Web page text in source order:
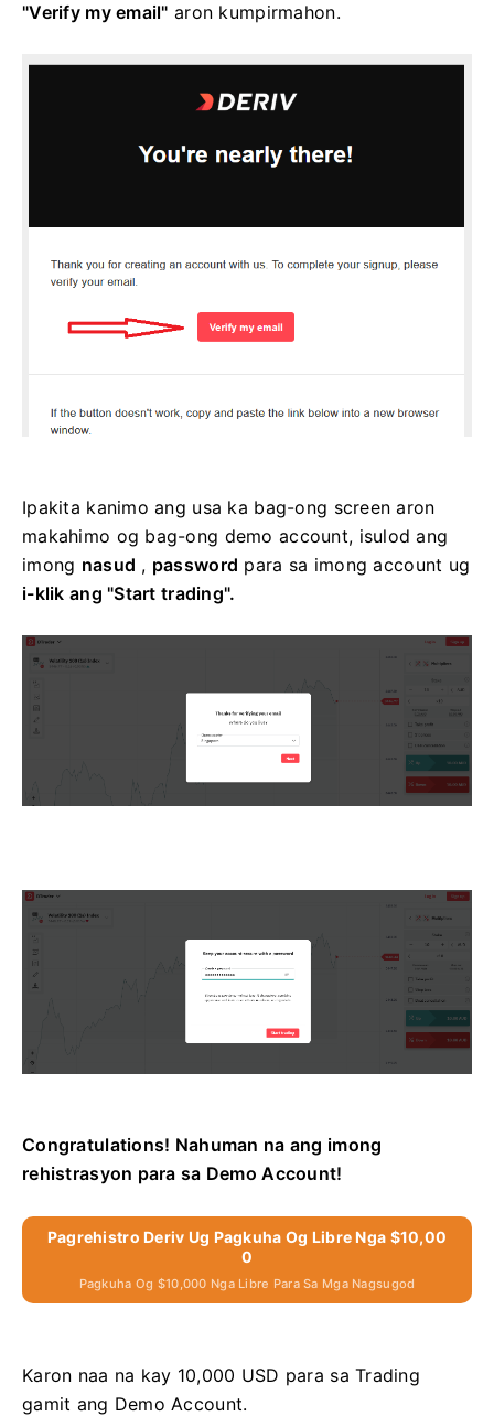
"Verify my email" aron kumpirmahon.
Ipakita kanimo ang usa ka bag-ong screen aron
makahimo og bag-ong demo account, isulod ang
imong nasud , password para sa imong account ug
i-klik ang "Start trading".
Congratulations! Nahuman na ang imong
rehistrasyon para sa Demo Account!
Pagrehistro Deriv Ug Pagkuha Og Libre Nga $10,00
0
Pagkuha Og $10,000 Nga Libre Para Sa Mga Nagsugod
Karon naa na kay 10,000 USD para sa Trading
gamit ang Demo Account.